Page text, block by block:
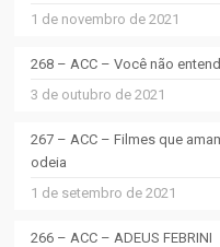
1 de novembro de 2021
268 – ACC – Você não
3 de outubro de 2021
267 – ACC – Filmes que
odeia
1 de setembro de 2021
266 – ACC – ADEUS FEBRINI